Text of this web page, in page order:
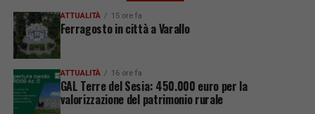
ATTUALITÀ 15 ore fa
Ferragosto in città a Varallo
ATTUALITÀ 16 ore fa
GAL Terre del Sesia: 450.000 euro per la
valorizzazione del patrimonio rurale